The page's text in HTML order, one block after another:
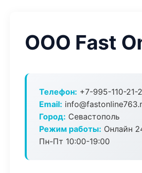
ООО Fast
Телефон: +7-995-110-21-
Email:
Город: Севастополь
Режим работы: Онлайн
Пн-Пт 10:00-19:00